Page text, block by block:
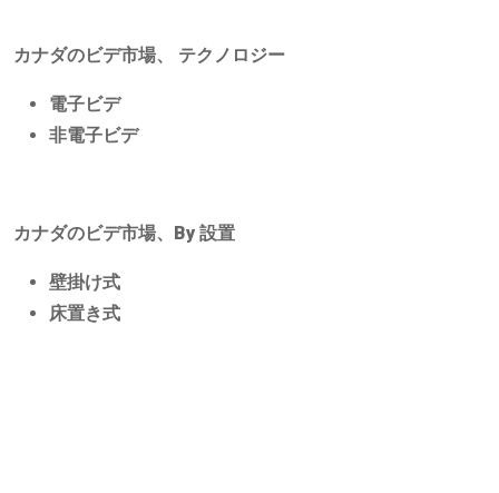
カナダのビデ市場、 テクノロジー
電子ビデ
非電子ビデ
カナダのビデ市場、By 設置
壁掛け式
床置き式